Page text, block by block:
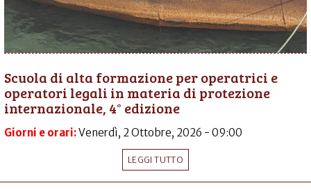
Scuola di alta formazione per operatrici e
operatori legali in materia di protezione
internazionale, 4° edizione
Giorni e orari:Venerdì, 2 Ottobre, 2026 - 09:00
LEGGI TUTTO